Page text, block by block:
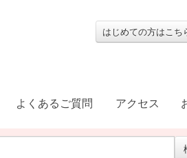
はじめての方はこち
よくあるご質問 アクセス